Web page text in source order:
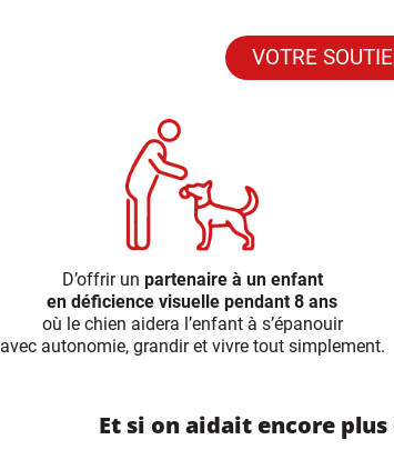
VOTRE
D’offrir un partenaire à un enfant
en déficience visuelle pendant 8 ans
où le chien aidera l’enfant à s’épanouir
avec autonomie, grandir et vivre tout simplement.
Et si on aidait encore plus